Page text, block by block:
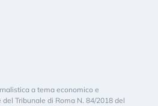
a tema economico e
Tribunale di Roma N. 84/2018 del